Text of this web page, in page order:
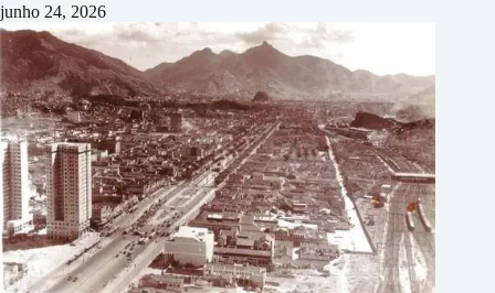
junho 24, 2026